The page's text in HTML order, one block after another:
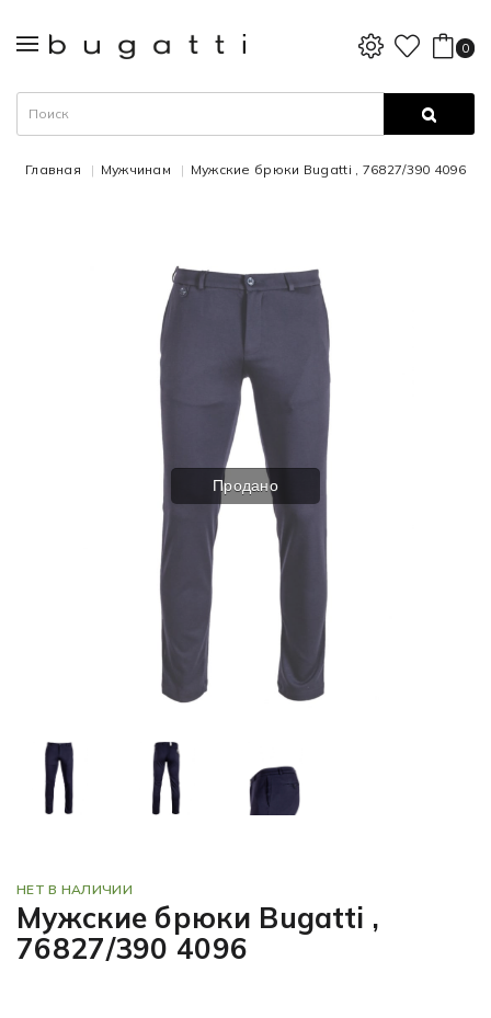
0
Главная Мужчинам Мужские брюки Bugatti , 76827/390 4096
Продано
НЕТ В НАЛИЧИИ
Мужские брюки Bugatti ,
76827/390 4096